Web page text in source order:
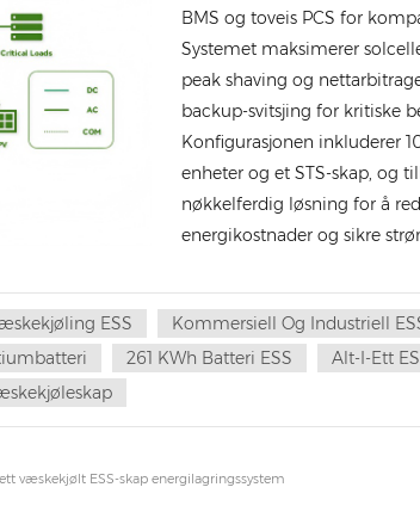
BMS og toveis PCS for
Systemet maksimerer
peak shaving og
backup-svitsjing for kritiske
Konfigurasjonen inkluderer
enheter og et STS-skap, og
nøkkelferdig løsning for å
energikostnader og sikre
ESS Kommersiell Og Industriell
261 KWh Batteri ESS
Alt-I-Ett
væskekjølt ESS-skap energilagringssystem